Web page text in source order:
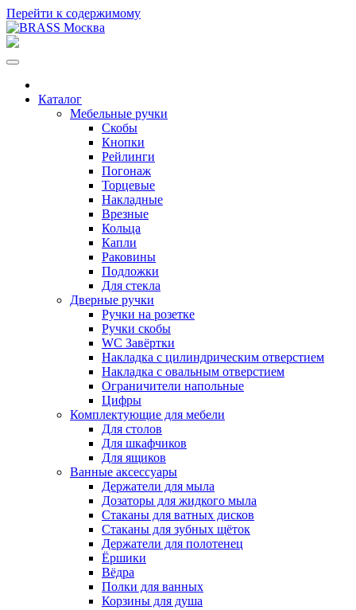
Перейти к содержимому
Каталог
Мебельные ручки
Скобы
Кнопки
Рейлинги
Погонаж
Торцевые
Накладные
Врезные
Кольца
Капли
Раковины
Подложки
Для стекла
Дверные ручки
Ручки на розетке
Ручки скобы
WC Завёртки
Накладка с цилиндрическим отверстием
Накладка с овальным отверстием
Ограничители напольные
Цифры
Комплектующие для мебели
Для столов
Для шкафчиков
Для ящиков
Ванные аксессуары
Держатели для мыла
Дозаторы для жидкого мыла
Стаканы для ватных дисков
Стаканы для зубных щёток
Держатели для полотенец
Ёршики
Вёдра
Полки для ванных
Корзины для душа